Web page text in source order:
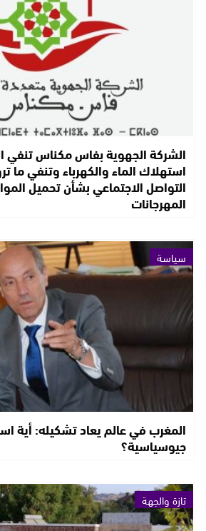
الشركة الجهوية بفاس مكناس تنفي
استهلاك الماء والكهرباء وتنفي
التواصل الاجتماعي بشأن تحميل
المهرجانات
سياسة
المغرب في عالم يعاد تشكيله: أية
جيوسياسية؟
تازة والجهة